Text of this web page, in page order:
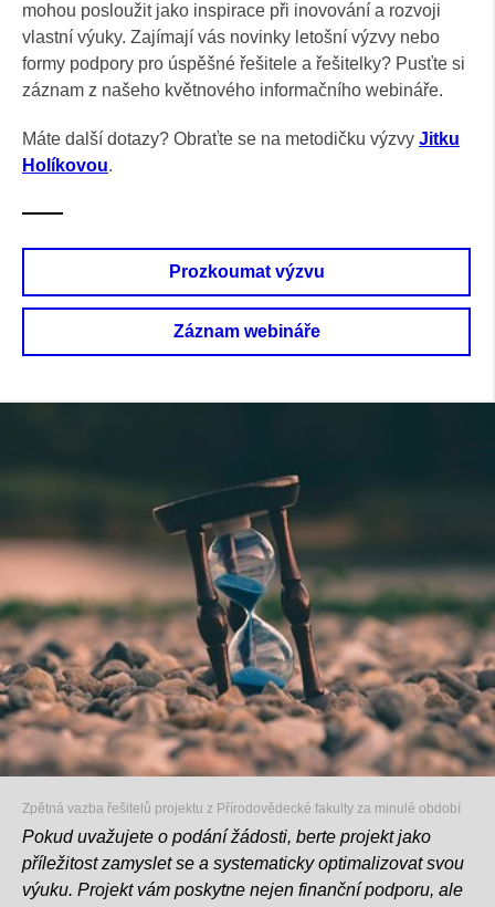
mohou posloužit jako inspirace při inovování a rozvoji
vlastní výuky. Zajímají vás novinky letošní výzvy nebo
formy podpory pro úspěšné řešitele a řešitelky? Pusťte si
záznam z našeho květnového informačního webináře.
Máte další dotazy? Obraťte se na metodičku výzvy Jitku
Holíkovou.
Prozkoumat výzvu
Záznam webináře
Zpětná vazba řešitelů projektu z Přírodovědecké fakulty za minulé období
Pokud uvažujete o podání žádosti, berte projekt jako
příležitost zamyslet se a systematicky optimalizovat svou
výuku. Projekt vám poskytne nejen finanční podporu, ale